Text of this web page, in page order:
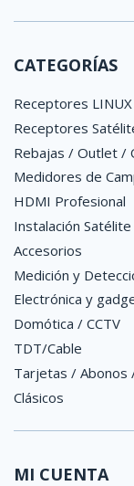
CATEGORÍAS
Receptores
Receptores
Rebajas / Outlet /
Medidores de
HDMI Profesional
Instalación Satélite
Accesorios
Medición y
Electrónica y
Domótica / CCTV
TDT/Cable
Tarjetas / Abonos
Clásicos
MI CUENTA